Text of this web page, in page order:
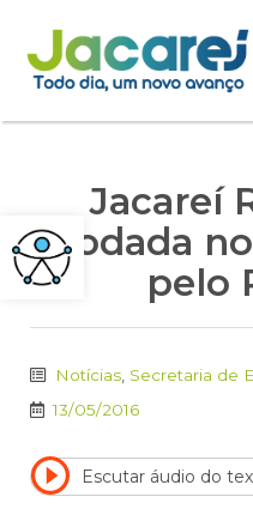
Pular
para
o
Jacareí
rodada
pelo
Notícias Secretaria de
13/05/2016
Escutar áudio do